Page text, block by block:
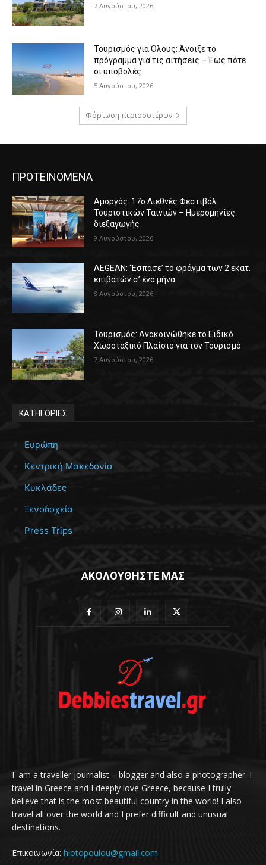
7 Αυγούστου, 2026
Τουρισμός για Όλους: Άνοιξε το
πρόγραμμα για τις αιτήσεις – Έως πότε
οι υποβολές
5 Αυγούστου, 2026
Φόρτωση περισσοτέρων
ΠΡΟΤΕΙΝΟΜΕΝΑ
Αμοργός: 17ο Διεθνές Φεστιβάλ
Τουριστικών Ταινιών – Ημερομηνίες
διεξαγωγής
9 Αυγούστου, 2026
AEGEAN: ‘Έσπασε’ το φράγμα των 2 εκατ.
επιβατών σ’ ένα μήνα
8 Αυγούστου, 2026
Τουρισμός: Ανακοινώθηκε το Ειδικό
Χωροταξικό Πλαίσιο για τον Τουρισμό
7 Αυγούστου, 2026
ΚΑΤΗΓΟΡΙΕΣ
Ευρώπη
Κεντρική Μακεδονία
Κυκλάδες
Ξενοδοχεία
Press Trips
ΑΚΟΛΟΥΘΗΣΤΕ ΜΑΣ
I' am a traveller journalist – blogger and also a photographer. I
travel in Greece and I deeply love Greece, because I trully
believe that is the most beautiful country in the world! I also
travel all over the world and I prefer difficult and unusual
destinations.
Επικοινωνία: hiotopoulou@gmail.com